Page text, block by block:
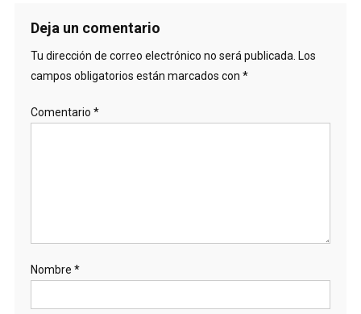
Deja un comentario
Tu dirección de correo electrónico no será publicada. Los
campos obligatorios están marcados con *
Comentario *
Nombre *